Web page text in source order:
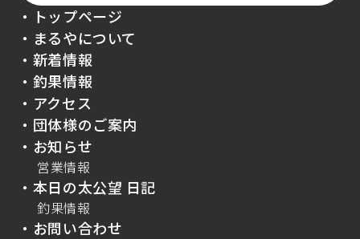
・トップページ
・まるやについて
・新着情報
・釣果情報
・アクセス
・団体様のご案内
・お知らせ
営業情報
・本日の太公望 日記
釣果情報
・お問い合わせ